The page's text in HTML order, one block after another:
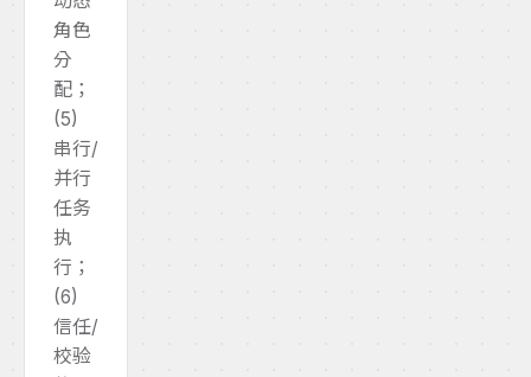
角色
分
配；
(5)
串行/
并行
任务
执
行；
(6)
信任/
校验